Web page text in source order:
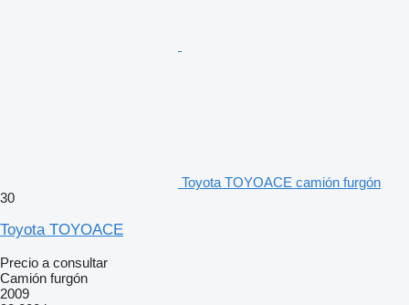
Toyota TOYOACE camión furgón
30
Toyota TOYOACE
Precio a consultar
Camión furgón
2009